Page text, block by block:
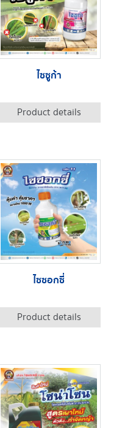
ไซซูก้า
Product details
ไซซอกซี่
Product details